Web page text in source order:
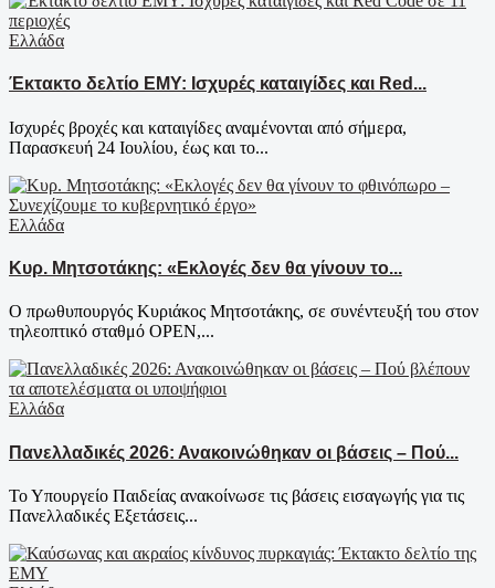
Ελλάδα
Έκτακτο δελτίο ΕΜΥ: Ισχυρές καταιγίδες και Red...
Ισχυρές βροχές και καταιγίδες αναμένονται από σήμερα,
Παρασκευή 24 Ιουλίου, έως και το...
Ελλάδα
Κυρ. Μητσοτάκης: «Εκλογές δεν θα γίνουν το...
Ο πρωθυπουργός Κυριάκος Μητσοτάκης, σε συνέντευξή του στον
τηλεοπτικό σταθμό OPEN,...
Ελλάδα
Πανελλαδικές 2026: Ανακοινώθηκαν οι βάσεις – Πού...
Το Υπουργείο Παιδείας ανακοίνωσε τις βάσεις εισαγωγής για τις
Πανελλαδικές Εξετάσεις...